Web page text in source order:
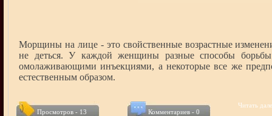
Морщины на лице - это свойственные возрастные
не деться. У каждой женщины разные способы
омолаживающими инъекциями, а некоторые все же
естественным образом.
Просмотров - 13 Комментариев - 0
Читать